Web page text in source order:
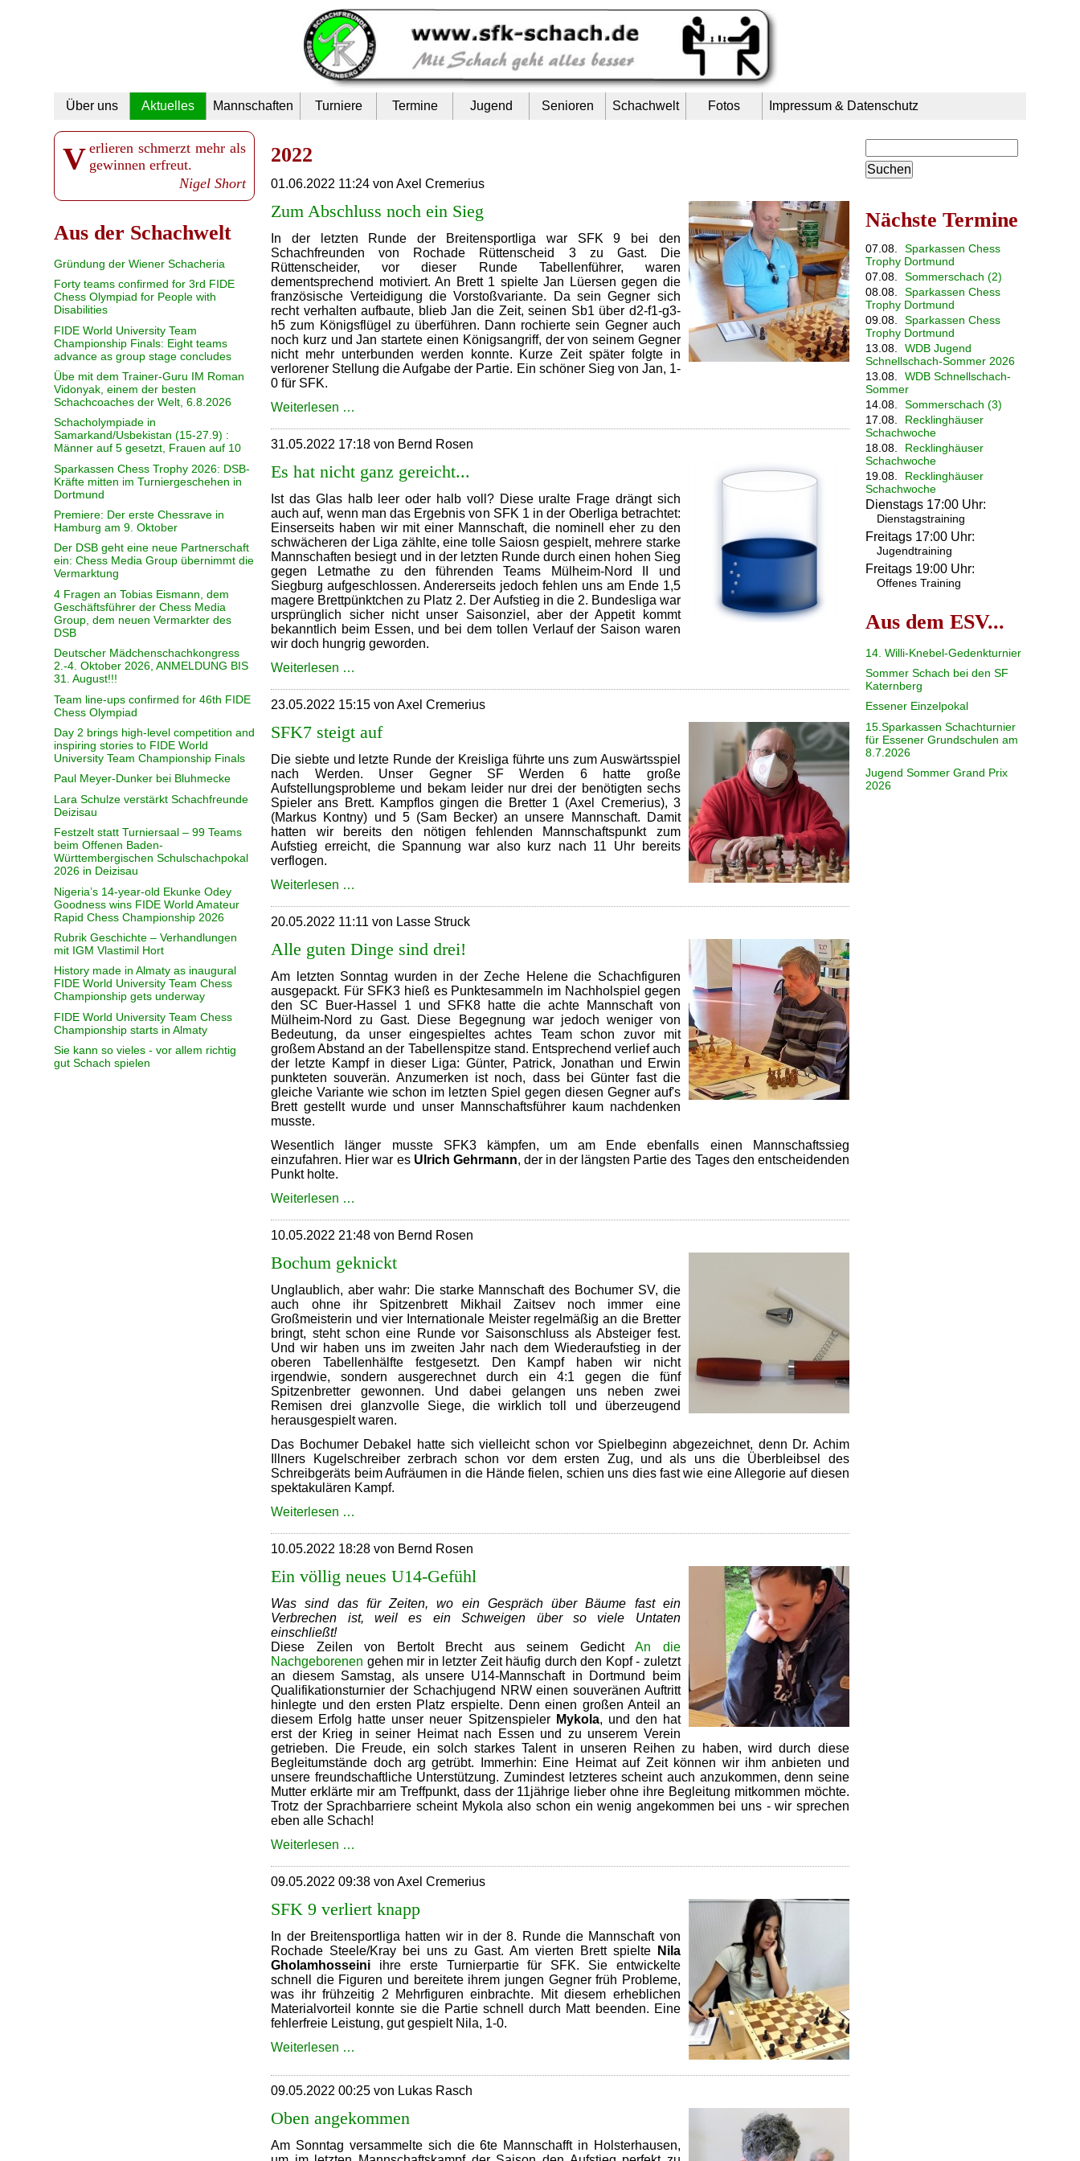
Navigation
überspringen
Über uns Aktuelles Mannschaften Turniere Termine Jugend Senioren Schachwelt Fotos Impressum & Datenschutz
2022
01.06.2022 11:24 von Axel Cremerius
Zum Abschluss noch ein Sieg
In der letzten Runde der Breitensportliga war SFK 9 bei den
Schachfreunden von Rochade Rüttenscheid 3 zu Gast. Die
Rüttenscheider, vor dieser Runde Tabellenführer, waren
dementsprechend motiviert. An Brett 1 spielte Jan Lüersen gegen die
französische Verteidigung die Vorstoßvariante. Da sein Gegner sich
recht verhalten aufbaute, blieb Jan die Zeit, seinen Sb1 über d2-f1-g3-
h5 zum Königsflügel zu überführen. Dann rochierte sein Gegner auch
noch kurz und Jan startete einen Königsangriff, der von seinem Gegner
nicht mehr unterbunden werden konnte. Kurze Zeit später folgte in
verlorener Stellung die Aufgabe der Partie. Ein schöner Sieg von Jan, 1-
0 für SFK.
Weiterlesen …
ein
31.05.2022 17:18 von Bernd Rosen
Es hat nicht ganz gereicht...
Ist das Glas halb leer oder halb voll? Diese uralte Frage drängt sich
auch auf, wenn man das Ergebnis von SFK 1 in der Oberliga betrachtet:
Einserseits haben wir mit einer Mannschaft, die nominell eher zu den
schwächeren der Liga zählte, eine tolle Saiosn gespielt, mehrere starke
Mannschaften besiegt und in der letzten Runde durch einen hohen Sieg
gegen Letmathe zu den führenden Teams Mülheim-Nord II und
Siegburg aufgeschlossen. Andererseits jedoch fehlen uns am Ende 1,5
magere Brettpünktchen zu Platz 2. Der Aufstieg in die 2. Bundesliga war
ursprünglich sicher nicht unser Saisonziel, aber der Appetit kommt
bekanntlich beim Essen, und bei dem tollen Verlauf der Saison waren
wir doch hungrig geworden.
Weiterlesen …
ganz
gereicht...
23.05.2022 15:15 von Axel Cremerius
SFK7 steigt auf
Die siebte und letzte Runde der Kreisliga führte uns zum Auswärtsspiel
nach Werden. Unser Gegner SF Werden 6 hatte große
Aufstellungsprobleme und bekam leider nur drei der benötigten sechs
Spieler ans Brett. Kampflos gingen die Bretter 1 (Axel Cremerius), 3
(Markus Kontny) und 5 (Sam Becker) an unsere Mannschaft. Damit
hatten wir bereits den nötigen fehlenden Mannschaftspunkt zum
Aufstieg erreicht, die Spannung war also kurz nach 11 Uhr bereits
verflogen.
Weiterlesen …
20.05.2022 11:11 von Lasse Struck
Alle guten Dinge sind drei!
Am letzten Sonntag wurden in der Zeche Helene die Schachfiguren
ausgepackt. Für SFK3 hieß es Punktesammeln im Nachholspiel gegen
den SC Buer-Hassel 1 und SFK8 hatte die achte Mannschaft von
Mülheim-Nord zu Gast. Diese Begegnung war jedoch weniger von
Bedeutung, da unser eingespieltes achtes Team schon zuvor mit
großem Abstand an der Tabellenspitze stand. Entsprechend verlief auch
der letzte Kampf in dieser Liga: Günter, Patrick, Jonathan und Erwin
punkteten souverän. Anzumerken ist noch, dass bei Günter fast die
gleiche Variante wie schon im letzten Spiel gegen diesen Gegner auf's
Brett gestellt wurde und unser Mannschaftsführer kaum nachdenken
musste.
Wesentlich länger musste SFK3 kämpfen, um am Ende ebenfalls einen Mannschaftssieg
einzufahren. Hier war es Ulrich Gehrmann, der in der längsten Partie des Tages den entscheidenden
Punkt holte.
Weiterlesen …
sind
drei!
10.05.2022 21:48 von Bernd Rosen
Bochum geknickt
Unglaublich, aber wahr: Die starke Mannschaft des Bochumer SV, die
auch ohne ihr Spitzenbrett Mikhail Zaitsev noch immer eine
Großmeisterin und vier Internationale Meister regelmäßig an die Bretter
bringt, steht schon eine Runde vor Saisonschluss als Absteiger fest.
Und wir haben uns im zweiten Jahr nach dem Wiederaufstieg in der
oberen Tabellenhälfte festgesetzt. Den Kampf haben wir nicht
irgendwie, sondern ausgerechnet durch ein 4:1 gegen die fünf
Spitzenbretter gewonnen. Und dabei gelangen uns neben zwei
Remisen drei glanzvolle Siege, die wirklich toll und überzeugend
herausgespielt waren.
Das Bochumer Debakel hatte sich vielleicht schon vor Spielbeginn abgezeichnet, denn Dr. Achim
Illners Kugelschreiber zerbrach schon vor dem ersten Zug, und als uns die Überbleibsel des
Schreibgeräts beim Aufräumen in die Hände fielen, schien uns dies fast wie eine Allegorie auf diesen
spektakulären Kampf.
Weiterlesen …
10.05.2022 18:28 von Bernd Rosen
Ein völlig neues U14-Gefühl
Was sind das für Zeiten, wo ein Gespräch über Bäume fast ein
Verbrechen ist, weil es ein Schweigen über so viele Untaten
einschließt!
Diese Zeilen von Bertolt Brecht aus seinem GedichtAn die
Nachgeborenen gehen mir in letzter Zeit häufig durch den Kopf - zuletzt
an diesem Samstag, als unsere U14-Mannschaft in Dortmund beim
Qualifikationsturnier der Schachjugend NRW einen souveränen Auftritt
hinlegte und den ersten Platz erspielte. Denn einen großen Anteil an
diesem Erfolg hatte unser neuer Spitzenspieler Mykola, und den hat
erst der Krieg in seiner Heimat nach Essen und zu unserem Verein
getrieben. Die Freude, ein solch starkes Talent in unseren Reihen zu haben, wird durch diese
Begleitumstände doch arg getrübt. Immerhin: Eine Heimat auf Zeit können wir ihm anbieten und
unsere freundschaftliche Unterstützung. Zumindest letzteres scheint auch anzukommen, denn seine
Mutter erklärte mir am Treffpunkt, dass der 11jährige lieber ohne ihre Begleitung mitkommen möchte.
Trotz der Sprachbarriere scheint Mykola also schon ein wenig angekommen bei uns - wir sprechen
eben alle Schach!
Weiterlesen …
U14-
Gefühl
09.05.2022 09:38 von Axel Cremerius
SFK 9 verliert knapp
In der Breitensportliga hatten wir in der 8. Runde die Mannschaft von
Rochade Steele/Kray bei uns zu Gast. Am vierten Brett spielte
Nila
Gholamhosseini ihre erste Turnierpartie für SFK. Sie entwickelte
schnell die Figuren und bereitete ihrem jungen Gegner früh Probleme,
was ihr frühzeitig 2 Mehrfiguren einbrachte. Mit diesem erheblichen
Materialvorteil konnte sie die Partie schnell durch Matt beenden. Eine
fehlerfreie Leistung, gut gespielt Nila, 1-0.
Weiterlesen …
verliert
knapp
09.05.2022 00:25 von Lukas Rasch
Oben angekommen
Am Sonntag versammelte sich die 6te Mannschafft in Holsterhausen,
Verlieren schmerzt mehr als gewinnen erfreut.
Nigel Short
Aus der Schachwelt
Gründung der Wiener Schacheria
Forty teams confirmed for 3rd FIDE
Chess Olympiad for People with
Disabilities
FIDE World University Team
Championship Finals: Eight teams
advance as group stage concludes
Übe mit dem Trainer-Guru IM Roman
Vidonyak, einem der besten
Schachcoaches der Welt, 6.8.2026
Schacholympiade in
Samarkand/Usbekistan (15-27.9) :
Männer auf 5 gesetzt, Frauen auf 10
Sparkassen Chess Trophy 2026: DSB-
Kräfte mitten im Turniergeschehen in
Dortmund
Premiere: Der erste Chessrave in
Hamburg am 9. Oktober
Der DSB geht eine neue Partnerschaft
ein: Chess Media Group übernimmt die
Vermarktung
4 Fragen an Tobias Eismann, dem
Geschäftsführer der Chess Media
Group, dem neuen Vermarkter des
DSB
Deutscher Mädchenschachkongress
2.-4. Oktober 2026, ANMELDUNG BIS
31. August!!!
Team line-ups confirmed for 46th FIDE
Chess Olympiad
Day 2 brings high-level competition and
inspiring stories to FIDE World
University Team Championship Finals
Paul Meyer-Dunker bei Bluhmecke
Lara Schulze verstärkt Schachfreunde
Deizisau
Festzelt statt Turniersaal – 99 Teams
beim Offenen Baden-
Württembergischen Schulschachpokal
2026 in Deizisau
Nigeria’s 14-year-old Ekunke Odey
Goodness wins FIDE World Amateur
Rapid Chess Championship 2026
Rubrik Geschichte – Verhandlungen
mit IGM Vlastimil Hort
History made in Almaty as inaugural
FIDE World University Team Chess
Championship gets underway
FIDE World University Team Chess
Championship starts in Almaty
Sie kann so vieles - vor allem richtig
gut Schach spielen
Nächste Termine
07.08.
Sparkassen Chess
Trophy Dortmund
07.08.
Sommerschach (2)
08.08.
Sparkassen Chess
Trophy Dortmund
09.08.
Sparkassen Chess
Trophy Dortmund
13.08.
WDB Jugend
Schnellschach-Sommer 2026
13.08.
WDB Schnellschach-
Sommer
14.08.
Sommerschach (3)
17.08.
Recklinghäuser
Schachwoche
18.08.
Recklinghäuser
Schachwoche
19.08.
Recklinghäuser
Schachwoche
Dienstags 17:00 Uhr:
Dienstagstraining
Freitags 17:00 Uhr:
Jugendtraining
Freitags 19:00 Uhr:
Offenes Training
Aus dem ESV...
14. Willi-Knebel-Gedenkturnier
Sommer Schach bei den SF
Katernberg
Essener Einzelpokal
15.Sparkassen Schachturnier
für Essener Grundschulen am
8.7.2026
Jugend Sommer Grand Prix
2026